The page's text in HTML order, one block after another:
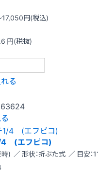
円(税込)
円(税抜)
る
4 (エフピコ)
／ 形状：折ぶた式 ／ 目安：